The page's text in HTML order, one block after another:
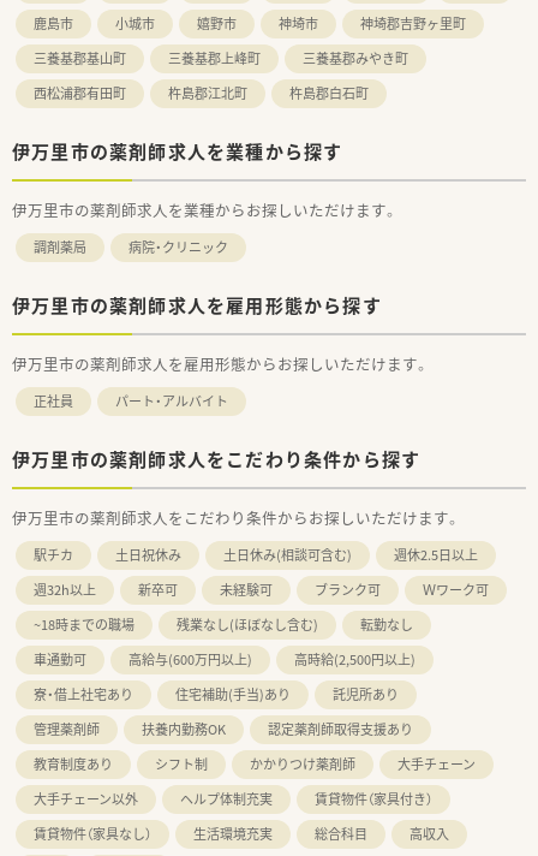
【求人情報について】
■経験に応じて年収600万円も目指せるため、高収入を実現した
い方におすすめです。
■日曜日と平日1日の完全週休2日制で、プライベートの時間を
十分に確保できます。
便利な環境です。
■年間休日は110日前後と充実しており、月8日から10日は終日
のお休みです。
■日曜日と平日1日がお休みとなるため、ご自身の都合に合わせ
■ラウンダー薬剤師が在籍しているため、休暇取得の相談もしや
すい環境です。
鹿島市
小城市 嬉野市 神埼市
神埼郡吉野ヶ里町
三養基郡基山町
三養基郡上峰町
三養基郡みやき町
西松浦郡有田町
杵島郡江北町 杵島郡白石町
伊万里市の薬剤師求人を業種から探す
伊万里市の薬剤師求人を業種からお探しいただけます。
調剤薬局 病院・クリニック
伊万里市の薬剤師求人を雇用形態から探す
伊万里市の薬剤師求人を雇用形態からお探しいただけます。
正社員 パート・アルバイト
伊万里市の薬剤師求人をこだわり条件から探す
伊万里市の薬剤師求人をこだわり条件からお探しいただけます。
駅チカ 土日祝休み 土日休み(相談可含む)
週休2.5日以上
週32h以上
新卒可 未経験可 ブランク可
Ｗワーク可
~18時までの職場
残業なし(ほぼなし含む)
転勤なし
車通勤可
高給与(600万円以上)
高時給(2,500円以上)
寮・借上社宅あり
住宅補助(手当)あり
託児所あり
管理薬剤師
扶養内勤務OK
認定薬剤師取得支援あり
教育制度あり
シフト制 かかりつけ薬剤師
大手チェーン
大手チェーン以外
ヘルプ体制充実
賃貸物件（家具付き）
賃貸物件（家具なし）
生活環境充実 総合科目
高収入